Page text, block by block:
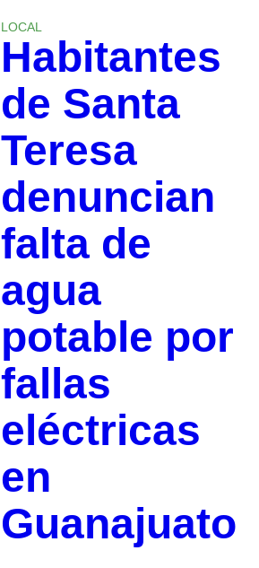
LOCAL
Habitantes
de Santa
Teresa
denuncian
falta de
agua
potable por
fallas
eléctricas
en
Guanajuato